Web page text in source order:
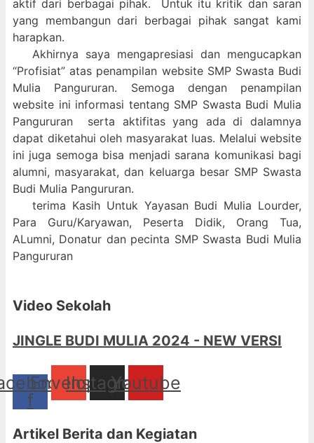
aktif dari berbagai pihak. Untuk itu kritik dan saran
yang membangun dari berbagai pihak sangat kami
harapkan.
Akhirnya saya mengapresiasi dan mengucapkan
“Profisiat” atas penampilan website SMP Swasta Budi
Mulia Pangururan. Semoga dengan penampilan
website ini informasi tentang SMP Swasta Budi Mulia
Pangururan serta aktifitas yang ada di dalamnya
dapat diketahui oleh masyarakat luas. Melalui website
ini juga semoga bisa menjadi sarana komunikasi bagi
alumni, masyarakat, dan keluarga besar SMP Swasta
Budi Mulia Pangururan.
terima Kasih Untuk Yayasan Budi Mulia Lourder,
Para Guru/Karyawan, Peserta Didik, Orang Tua,
ALumni, Donatur dan pecinta SMP Swasta Budi Mulia
Pangururan
Video Sekolah
JINGLE BUDI MULIA 2024 - NEW VERSI
f
Envelope
Instagram
Youtube
Artikel Berita dan Kegiatan